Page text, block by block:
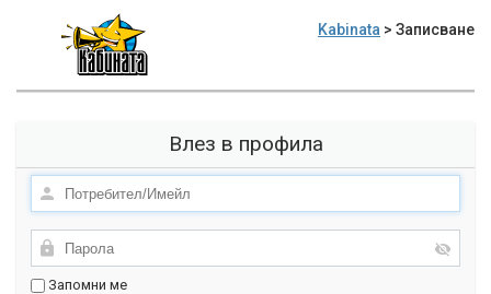
Kabinata > Записване
Влез в профила
Запомни ме